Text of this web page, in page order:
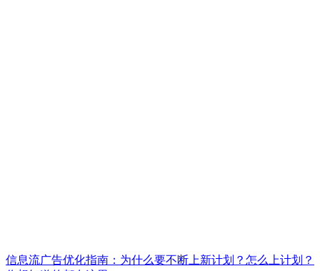
信息流广告优化指南：为什么要不断上新计划？怎么上计划？